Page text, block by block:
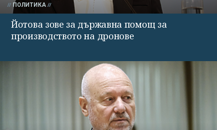
ПОЛИТИКА
Йотова зове за държавна помощ за
производството на дронове